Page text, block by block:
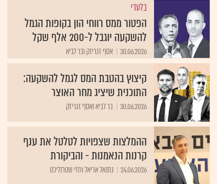
בלעדי
הפטור ממס רווחי הון בקופות הגמל
להשקעה יוגבל ל-200 אלף שקל
30.06.2026 אסף זגריזק ובר לביא
קיצוץ בהטבת המס לגמל להשקעה:
התוכנית שיציג מחר האוצר
30.06.2026 בר לביא ואסף זגריזק
ההמלצות שצפויות לטלטל את ענף
קרנות הנאמנות - והביקורת
24.06.2026 נתנאל אריאל וחזי שטרנליכט